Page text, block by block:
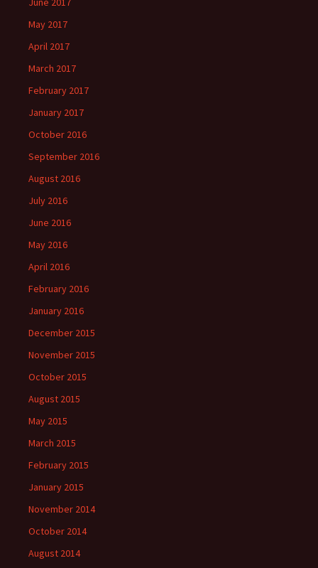
May 2017
April 2017
March 2017
February 2017
January 2017
October 2016
September 2016
August 2016
July 2016
June 2016
May 2016
April 2016
February 2016
January 2016
December 2015
November 2015
October 2015
August 2015
May 2015
March 2015
February 2015
January 2015
November 2014
October 2014
August 2014